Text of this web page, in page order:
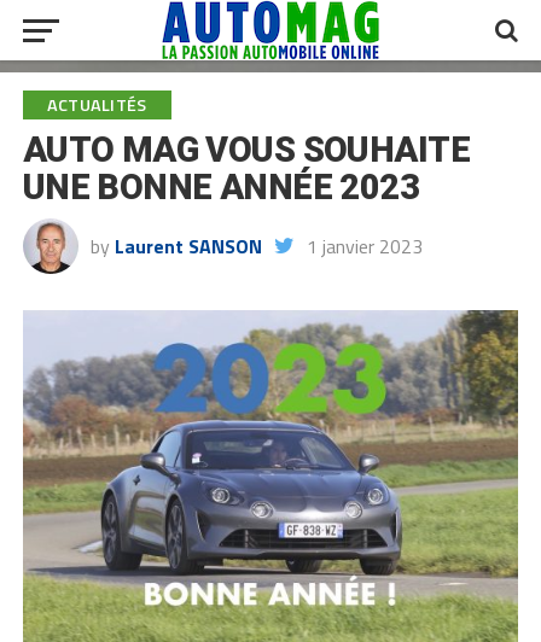
ACTUALITÉS
AUTO MAG VOUS SOUHAITE
UNE BONNE ANNÉE 2023
by Laurent SANSON 1 janvier 2023